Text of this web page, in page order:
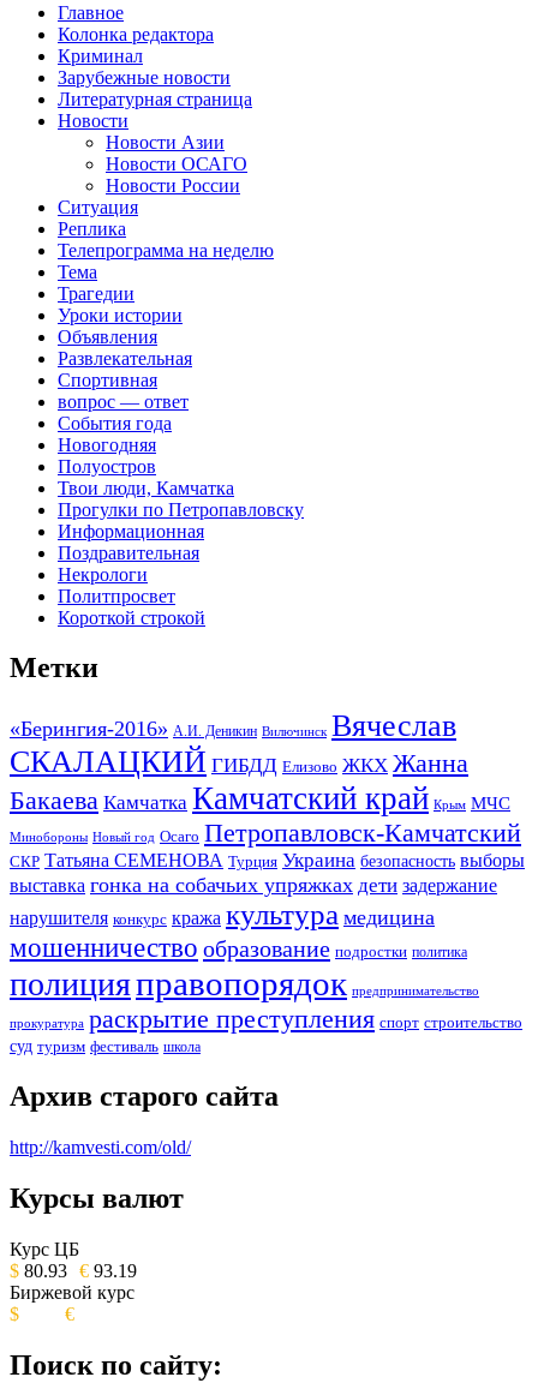
Главное
Колонка редактора
Криминал
Зарубежные новости
Литературная страница
Новости
Новости Азии
Новости ОСАГО
Новости России
Ситуация
Реплика
Телепрограмма на неделю
Тема
Трагедии
Уроки истории
Объявления
Развлекательная
Спортивная
вопрос — ответ
События года
Новогодняя
Полуостров
Твои люди, Камчатка
Прогулки по Петропавловску
Информационная
Поздравительная
Некрологи
Политпросвет
Короткой строкой
Метки
«Берингия-2016» А.И. Деникин Вилючинск Вячеслав
СКАЛАЦКИЙ ГИБДД Елизово ЖКХ Жанна
Бакаева Камчатка Камчатский край Крым МЧС
Минобороны Новый год Осаго Петропавловск-Камчатский
СКР Татьяна СЕМЕНОВА Турция Украина безопасность выборы
выставка гонка на собачьих упряжках дети задержание
нарушителя конкурс кража культура медицина
мошенничество образование подростки политика
полицияправопорядок предпринимательство
прокуратура раскрытие преступления спорт строительство
суд туризм фестиваль школа
Архив старого сайта
http://kamvesti.com/old/
ОБЩЕСТВЕННО-ПОЛИТИЧЕСКОЕ
ИЗДАНИЕ КАМЧАТСКОГО КРАЯ.
Курсы валют
Курс ЦБ
$ 80.93 € 93.19
Биржевой курс
$
€
Поиск по сайту: